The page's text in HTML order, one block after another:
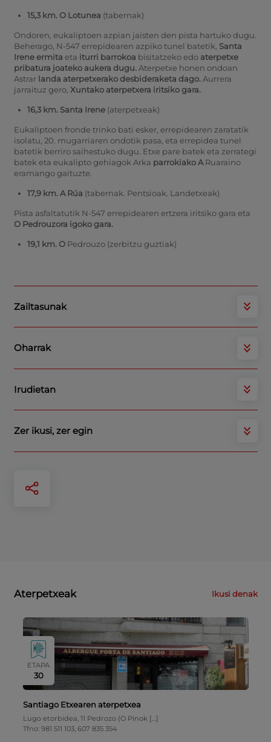
15,3 km. O Lotunea (tabernak)
Ondoren, eukaliptoen azpian jaisten den pista hartuko dugu.
Beherago, N-547 errepidearen azpiko tunel batetik, Santa
Irene ermita eta iturri barrokoa bisitatzeko edo aterpetxe
pribatura joateko aukera dugu.Aterpetxe honen ondoan
Astrar landa aterpetxerako desbideraketa dago.Aurrera
jarraituz gero, Xuntako aterpetxera iritsiko gara.
16,3 km. Santa Irene (aterpetxeak)
Eukaliptoen fronde trinko bati esker, errepidearen zaratatik
isolatu, 20. mugarriaren ondotik pasa, eta errepidea tunel
batetik berriro saihestuko dugu. Etxe pare batek eta zerrategi
batek eta eukalipto gehiagok Arka parrokiako ARuaraino
eramango gaituzte.
17,9 km. A Rúa (tabernak. Pentsioak. Landetxeak)
Pista asfaltatutik N-547 errepidearen ertzera iritsiko gara eta
O Pedrouzora igoko gara.
19,1 km. O Pedrouzo (zerbitzu guztiak)
Zailtasunak
Oharrak
Irudietan
Zer ikusi, zer egin
Aterpetxeak Ikusi denak
ETAPA
30
Santiago Etxearen aterpetxea
Lugo etorbidea, 11 Pedrozo (O Pinok […]
Tfno: 981 511 103, 607 835 354